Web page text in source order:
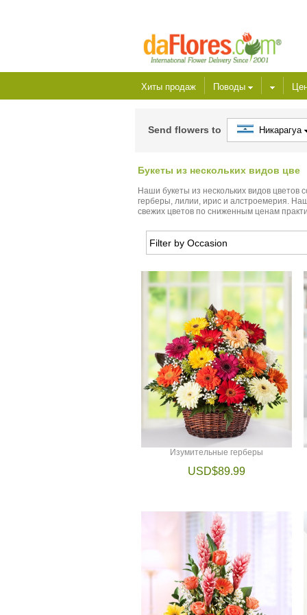
Хиты продаж Поводы
Send flowers to Никарагуа
Букеты из нескольких видов цве
Наши букеты из нескольких видов
герберы, лилии, ирис и алстроемерия.
свежих цветов по сниженным ценам
Изумительные герберы
USD$89.99